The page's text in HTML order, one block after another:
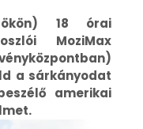
18 órai
MoziMax
a sárkányodat
amerikai